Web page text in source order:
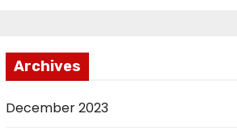
Archives
December 2023